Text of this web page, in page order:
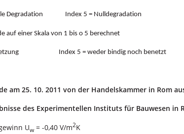
Degradation Index 5 = Nulldegradation
auf einer Skala von 1 bis o 5 berechnet
Index 5 = weder bindig noch benetzt
am 25. 10. 2011 von der Handelskammer in Rom
des Experimentellen Instituts für Bauwesen in
Uw = -0,40 V/m2K